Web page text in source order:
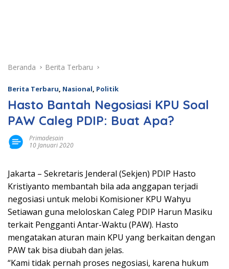
Beranda Berita Terbaru
Berita Terbaru, Nasional, Politik
Hasto Bantah Negosiasi KPU Soal
PAW Caleg PDIP: Buat Apa?
Primadesain
10 Januari 2020
Jakarta – Sekretaris Jenderal (Sekjen) PDIP Hasto
Kristiyanto membantah bila ada anggapan terjadi
negosiasi untuk melobi Komisioner KPU Wahyu
Setiawan guna meloloskan Caleg PDIP Harun Masiku
terkait Pengganti Antar-Waktu (PAW). Hasto
mengatakan aturan main KPU yang berkaitan dengan
PAW tak bisa diubah dan jelas.
“Kami tidak pernah proses negosiasi, karena hukum